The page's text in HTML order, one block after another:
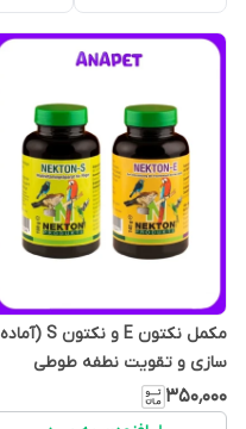
مکمل نکتون E و نکتون S (آماده
سازی و تقویت نطفه طوطی
سانان)
۳۵۰٬۰۰۰